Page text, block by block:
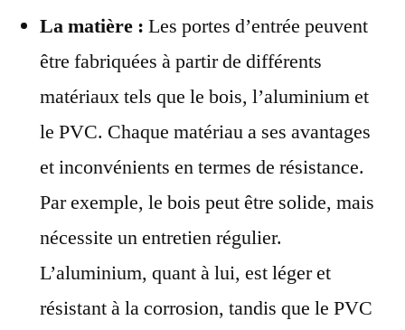
La matière : Les portes d’entrée peuvent
être fabriquées à partir de différents
matériaux tels que le bois, l’aluminium et
le PVC. Chaque matériau a ses avantages
et inconvénients en termes de résistance.
Par exemple, le bois peut être solide, mais
nécessite un entretien régulier.
L’aluminium, quant à lui, est léger et
résistant à la corrosion, tandis que le PVC